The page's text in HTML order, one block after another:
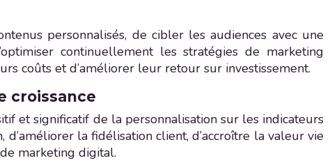
personnalisés, de cibler les audiences avec une
continuellement les stratégies de marketing
coûts et d’améliorer leur retour sur investissement.
croissance
et significatif de la personnalisation sur les indicateurs
la fidélisation client, d’accroître la valeur vie
marketing digital.